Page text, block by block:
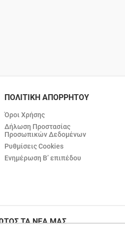
ΠΟΛΙΤΙΚΗ ΑΠΟΡΡΗΤΟΥ
Όροι Χρήσης
Δήλωση Προστασίας
Προσωπικών Δεδομένων
Ρυθμίσεις Cookies
Ενημέρωση Β’ επιπέδου
ΤΑ ΝΕΑ ΜΑΣ